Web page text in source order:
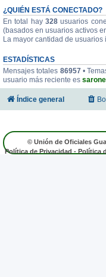
¿QUIÉN ESTÁ CONECTADO?
En total hay 328usuarios
(basados en usuarios activos
La mayor cantidad de usuarios
ESTADÍSTICAS
Mensajes totales 86957•
usuario más reciente es sarone
Índice general
© Unión de Oficiales
Política de Privacidad - Política